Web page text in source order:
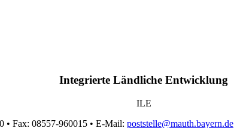
Integrierte Ländliche Entwicklung
ILE
• Fax: 08557-960015 • E-Mail: poststelle@mauth.bayern.de